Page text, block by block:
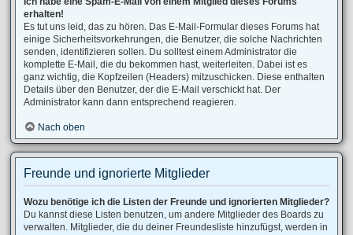
erhalten!
Es tut uns leid, das zu hören. Das E-Mail-Formular dieses Forums hat
einige Sicherheitsvorkehrungen, die Benutzer, die solche Nachrichten
senden, identifizieren sollen. Du solltest einem Administrator die
komplette E-Mail, die du bekommen hast, weiterleiten. Dabei ist es
ganz wichtig, die Kopfzeilen (Headers) mitzuschicken. Diese enthalten
Details über den Benutzer, der die E-Mail verschickt hat. Der
Administrator kann dann entsprechend reagieren.
Nach oben
Freunde und ignorierte Mitglieder
Wozu benötige ich die Listen der Freunde und ignorierten Mitglieder?
Du kannst diese Listen benutzen, um andere Mitglieder des Boards zu
verwalten. Mitglieder, die du deiner Freundesliste hinzufügst, werden in